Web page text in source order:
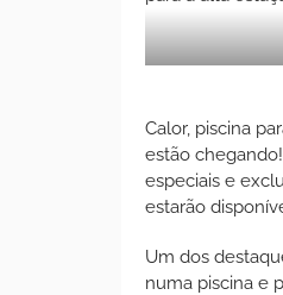
Calor, piscina
estão
especiais e
estarão
Um dos
numa piscina e